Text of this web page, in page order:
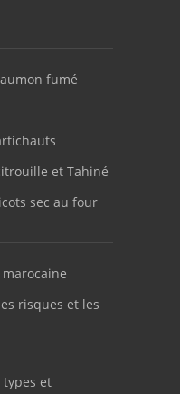
fumé
et Tahiné
sec au four
risques et les
et